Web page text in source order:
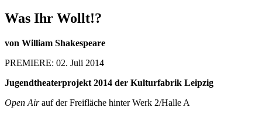
Was Ihr Wollt!?
von William Shakespeare
PREMIERE: 02. Juli 2014
Jugendtheaterprojekt 2014 der Kulturfabrik Leipzig
Open Airauf der Freifläche hinter Werk 2/Halle A